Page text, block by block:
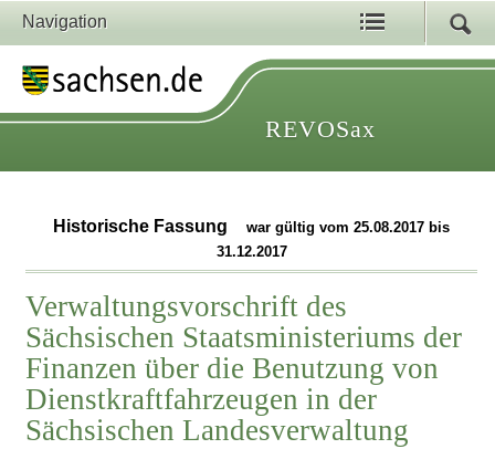
Navigation
REVOSax
Historische Fassung
war gültig vom 25.08.2017 bis
31.12.2017
Verwaltungsvorschrift des
Sächsischen Staatsministeriums der
Finanzen über die Benutzung von
Dienstkraftfahrzeugen in der
Sächsischen Landesverwaltung